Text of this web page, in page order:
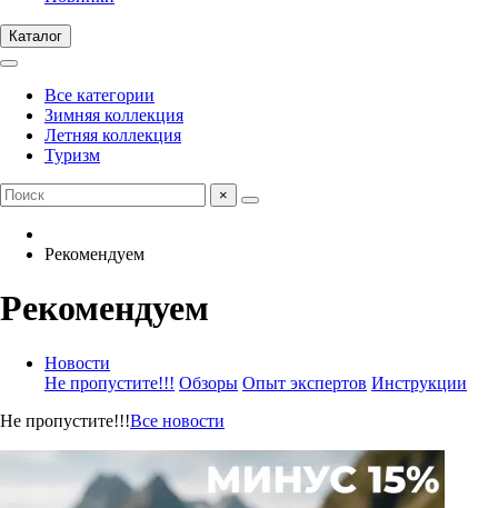
Каталог
Все категории
Зимняя коллекция
Летняя коллекция
Туризм
×
Рекомендуем
Рекомендуем
Новости
Не пропустите!!! Обзоры Опыт экспертов Инструкции
Не пропустите!!!Все новости